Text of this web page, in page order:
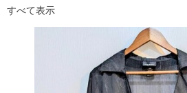
すべて表示